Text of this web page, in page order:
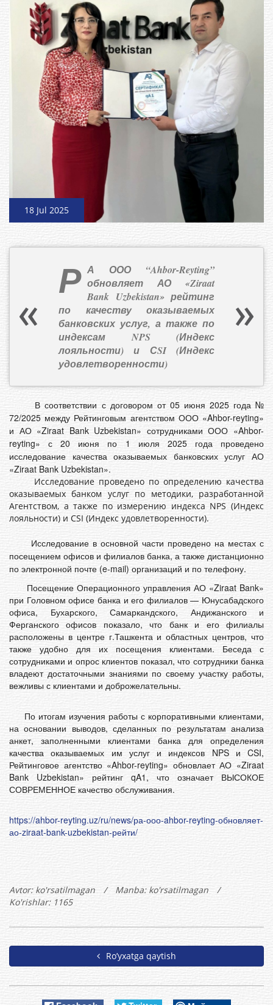
18 Jul 2025
Р А ООО “Ahbor-Reyting”
обновляет АО «Ziraat
Bank Uzbekistan» рейтинг
по качеству оказываемых
банковских услуг, а также по
индексам NPS (Индекс
лояльности) и СSI (Индекс
удовлетворенности)
В соответствии с договором от 05 июня 2025 года №
72/2025 между Рейтинговым агентством ООО «Ahbor-reyting»
и АО «Ziraat Bank Uzbekistan» сотрудниками ООО «Ahbor-
reyting» с 20 июня по 1 июля 2025 года проведено
исследование качества оказываемых банковских услуг АО
«Ziraat Bank Uzbekistan».
Исследование проведено по определению качества
оказываемых банком услуг по методики, разработанной
Агентством, а также по измерению индекса NPS (Индекс
лояльности) и СSI (Индекс удовлетворенности).
Исследование в основной части проведено на местах с
посещением офисов и филиалов банка, а также дистанционно
по электронной почте (e-mail) организаций и по телефону.
Посещение Операционного управления АО «Ziraat Bank»
при Головном офисе банка и его филиалов — Юнусабадского
офиса, Бухарского, Самаркандского, Андижанского и
Ферганского офисов показало, что банк и его филиалы
расположены в центре г.Ташкента и областных центров, что
также удобно для их посещения клиентами. Беседа с
сотрудниками и опрос клиентов показал, что сотрудники банка
владеют достаточными знаниями по своему участку работы,
вежливы с клиентами и доброжелательны.
По итогам изучения работы с корпоративными клиентами,
на основании выводов, сделанных по результатам анализа
анкет, заполненными клиентами банка для определения
качества оказываемых им услуг и индексов NPS и CSI,
Рейтинговое агентство «Ahbor-reyting» обновлает АО «Ziraat
Bank Uzbekistan» рейтинг qA1, что означает ВЫСОКОЕ
СОВРЕМЕННОЕ качество обслуживания.
https://ahbor-reyting.uz/ru/news/ра-ооо-ahbor-reyting-обновляет-
ао-ziraat-bank-uzbekistan-рейти/
Avtor: ko'rsatilmagan / Manba: ko'rsatilmagan
/
Ko'rishlar: 1165
Ro’yxatga qaytish